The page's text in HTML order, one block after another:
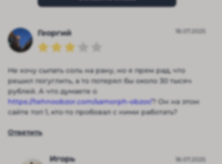
Георгий 18.07.2025
Не хочу сыпать соль на рану, но я прям рад, что
решил погуглить, а то потерял бы около 30 тысяч
рублей. А что думаете о
https://tehnoobzor.com/samorph-obzor/? Он на этом
сайте топ 1, кто-то пробовал с ними работать?
Ответить
Игорь 18.07.2025